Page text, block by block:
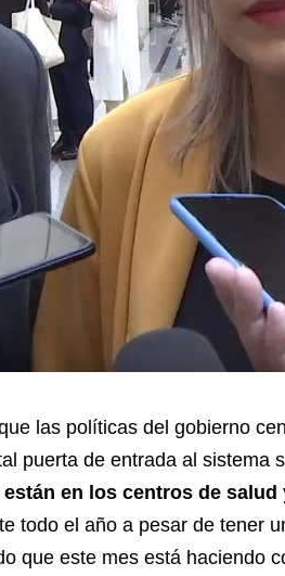
las políticas del gobierno
puerta de entrada al sistema
en los centros de
todo el año a pesar de tener
que este mes está haciendo